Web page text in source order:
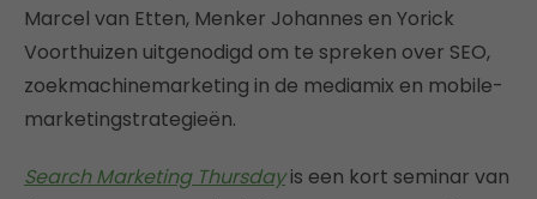
Marcel van Etten, Menker Johannes en Yorick
Voorthuizen uitgenodigd om te spreken over SEO,
zoekmachinemarketing in de mediamix en mobile-
marketingstrategieën.
Search Marketing Thursdayis een kort seminar van